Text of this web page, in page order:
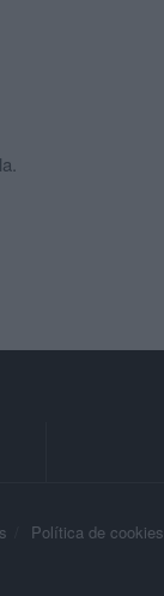
Política de cookies